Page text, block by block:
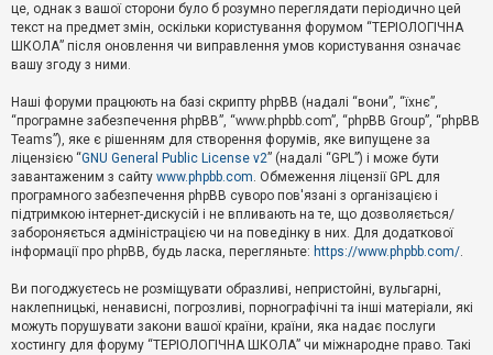
я
Т
м
и
б
е
з
в
і
д
п
о
в
д
й
це, однак з вашої сторони було б розумно переглядати періодично цей
текст на предмет змін, оскільки користування форумом “ТЕРІОЛОГІЧНА
ШКОЛА” після оновлення чи виправлення умов користування означає
вашу згоду з ними.
Наші форуми працюють на базі скрипту phpBB (надалі “вони”, “їхнє”,
“програмне забезпечення phpBB”, “www.phpbb.com”, “phpBB Group”, “phpBB
Teams”), яке є рішенням для створення форумів, яке випущене за
ліцензією “GNU General Public License v2” (надалі “GPL”) і може бути
завантаженим з сайту www.phpbb.com. Обмеження ліцензії GPL для
програмного забезпечення phpBB суворо пов'язані з організацією і
підтримкою інтернет-дискусій і не впливають на те, що дозволяється/
забороняється адміністрацією чи на поведінку в них. Для додаткової
інформації про phpBB, будь ласка, перегляньте: https://www.phpbb.com/.
Ви погоджуєтесь не розміщувати образливі, непристойні, вульгарні,
наклепницькі, ненависні, погрозливі, порнографічні та інші матеріали, які
можуть порушувати закони вашої країни, країни, яка надає послуги
хостингу для форуму “ТЕРІОЛОГІЧНА ШКОЛА” чи міжнародне право. Такі